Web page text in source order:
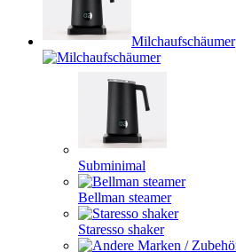
Milchaufschäumer
Subminimal
Bellman steamer
Staresso shaker